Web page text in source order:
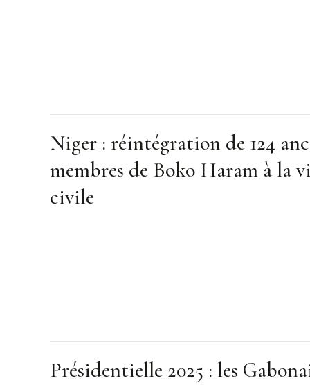
Niger : réintégration de 124
membres de Boko Haram à la
civile
Présidentielle 2025 : les